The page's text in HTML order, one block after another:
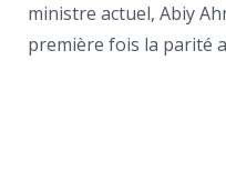
ministre actuel, Abiy
première fois la parité